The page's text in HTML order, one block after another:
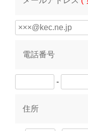
電話番号
-
住所